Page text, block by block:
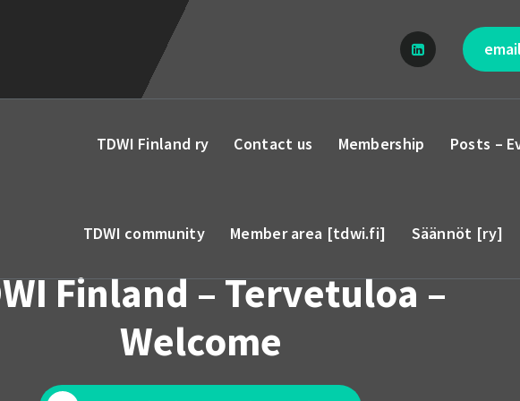
TDWI Finland ry Contact us Membership Posts –
TDWI community Member area [tdwi.fi] Säännöt [ry]
Finland – Tervetuloa –
Welcome